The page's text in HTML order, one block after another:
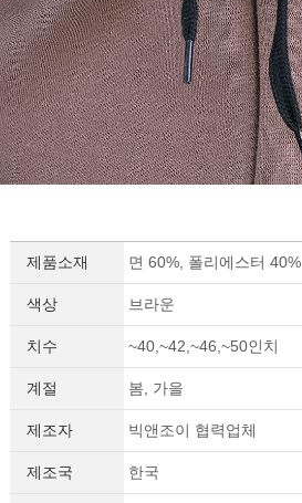
제품소재 면 60%, 폴리에스터 40%
색상 브라운
치수 ~40,~42,~46,~50인치
계절 봄, 가을
제조자 빅앤조이 협력업체
제조국 한국